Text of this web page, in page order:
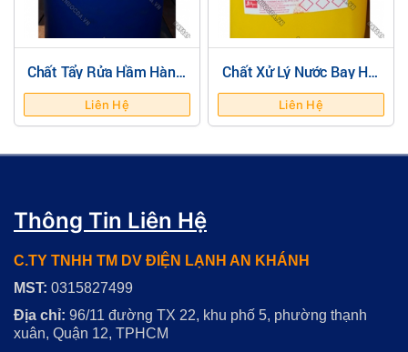
Chất Xử Lý Nước Bay Hơi
(AWT-440)
Liên Hệ
Hóa Chất Tẩy Cặn Bình
Liên Hệ
Thông Tin Liên Hệ
C.TY TNHH TM DV ĐIỆN LẠNH AN KHÁNH
MST: 0315827499
Địa chỉ: 96/11 đường TX 22, khu phố 5, phường thạnh
xuân, Quận 12, TPHCM